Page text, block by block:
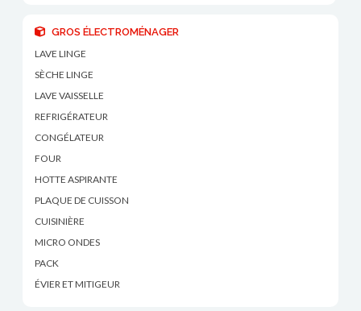
GROS ÉLECTROMÉNAGER
LAVE LINGE
SÈCHE LINGE
LAVE VAISSELLE
REFRIGÉRATEUR
CONGÉLATEUR
FOUR
HOTTE ASPIRANTE
PLAQUE DE CUISSON
CUISINIÈRE
MICRO ONDES
PACK
ÉVIER ET MITIGEUR